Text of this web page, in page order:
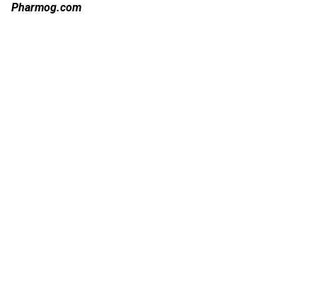
Pharmog.com